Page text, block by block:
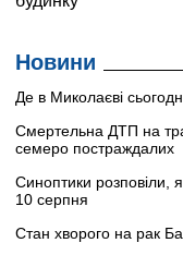
Новини
Де в Миколаєві
Смертельна ДТП на
семеро постраждалих
Синоптики розповіли,
10 серпня
Стан хворого на рак